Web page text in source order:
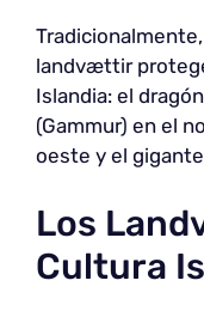
landvættir
Islandia: el
(Gammur) en el
oeste y el
Los
Cultura